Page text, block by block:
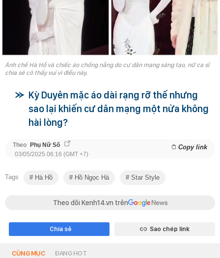
Ảnh chế Hà Hồ và chiếc áo chống nắng do cư dân mạng sáng tạo, nữ ca sĩ
chia sẻ cô thấy vui vì điều này.
Kỳ Duyên mặc áo dài rạng rỡ thế nhưng
sao lại khiến cư dân mạng một nửa không
hài lòng?
Theo Phụ Nữ Số Copy link
03/05/2025 06:16 (GMT +7)
Tags Hà Hồ Hồ Ngọc Hà Star Style
Theo dõi Kenh14.vn trên
Chia sẻ Sao chép link
CÙNG MỤC ĐANG HOT